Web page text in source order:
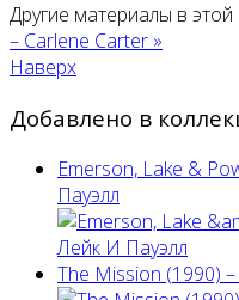
Другие материалы в этой
‎– Carlene Carter »
Наверх
Добавлено в
Emerson, Lake &
Пауэлл
The Mission (1990)